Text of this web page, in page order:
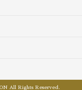
All Rights Reserved.